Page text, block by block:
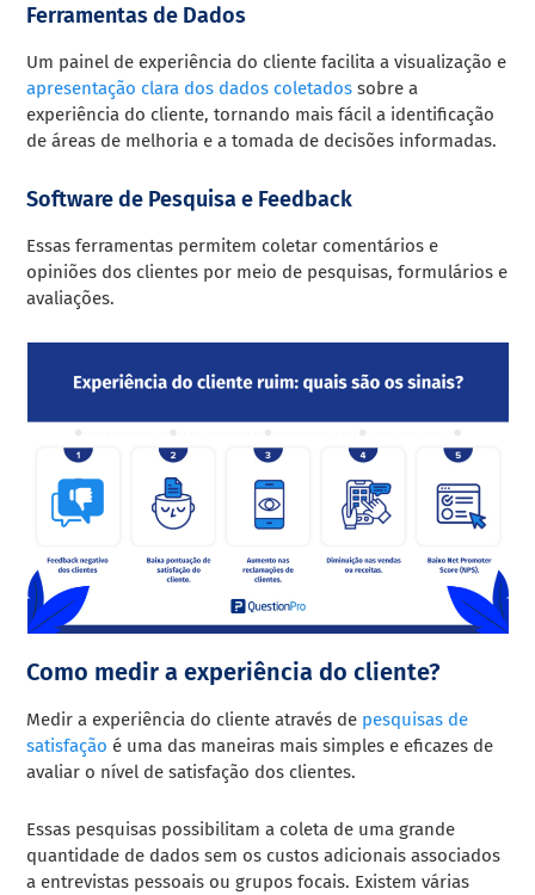
Ferramentas de Dados
Um painel de experiência do cliente facilita a visualização e
apresentação clara dos dados coletadossobre a
experiência do cliente, tornando mais fácil a identificação
de áreas de melhoria e a tomada de decisões informadas.
Software de Pesquisa e Feedback
Essas ferramentas permitem coletar comentários e
opiniões dos clientes por meio de pesquisas, formulários e
avaliações.
Como medir a experiência do cliente?
Medir a experiência do cliente através de pesquisas de
satisfação é uma das maneiras mais simples e eficazes de
avaliar o nível de satisfação dos clientes.
Essas pesquisas possibilitam a coleta de uma grande
quantidade de dados sem os custos adicionais associados
a entrevistas pessoais ou grupos focais. Existem várias